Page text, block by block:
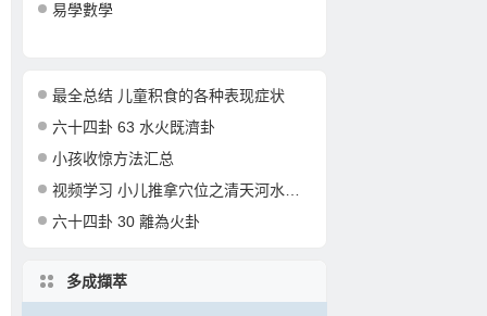
易學數學
最全总结 儿童积食的各种表现症状
六十四卦 63 水火既濟卦
小孩收惊方法汇总
视频学习 小儿推拿穴位之清天河水的准确定位和操作
六十四卦 30 離為火卦
多成擷萃